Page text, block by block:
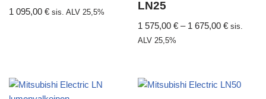
1 095,00 € sis. ALV 25,5%
LN25
1 575,00€ – 1 675,00€ sis.
ALV 25,5%